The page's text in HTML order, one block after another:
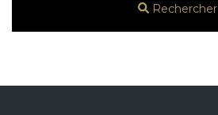
Rechercher